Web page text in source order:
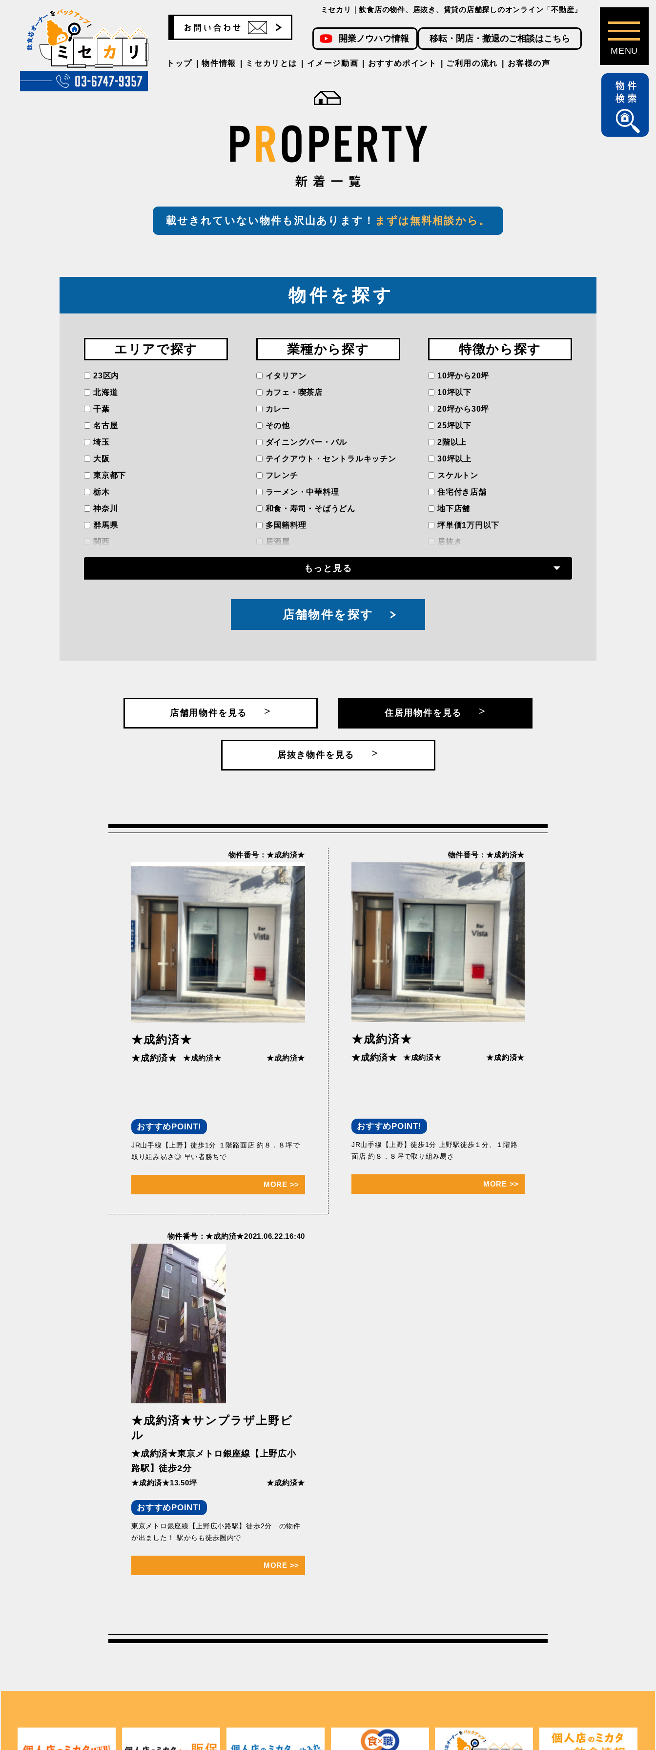
ミセカリ｜飲食店の物件、居抜き、賃貸の店舗探しのオンライン「不動産」
開業ノウハウ情報 移転・閉店・撤退のご相談はこちら
トップ 物件情報 ミセカリとは イメージ動画 おすすめポイント ご利用の流れ お客様の声
載せきれていない物件も沢山あります！ まずは無料相談から。
物件を探す
エリアで探す
23区内
北海道
千葉
名古屋
埼玉
大阪
東京都下
栃木
神奈川
群馬県
関西
フリーワードから探す
業種から探す
イタリアン
カフェ・喫茶店
カレー
その他
ダイニングバー・バル
テイクアウト・セントラルキッチン
フレンチ
ラーメン・中華料理
和食・寿司・そばうどん
多国籍料理
居酒屋
洋食
焼き鳥・やきとん
立ち飲み
特徴から探す
10坪から20坪
10坪以下
20坪から30坪
25坪以下
2階以上
30坪以上
スケルトン
住宅付き店舗
地下店舗
坪単価1万円以下
居抜き
路面店
沿線を選択してください
JR山手線 JR川越線 JR常磐線
JR根岸線
JR総武・中央緩行線 JR総武本線 JR青梅線
東京メトロ南北線 東京メトロ日比谷線 東京メトロ有楽町線
東京メトロ東西線
東京メトロ銀座線
東急世田谷線 東急大井町線 東急東横線
東急池上線
東急目黒線 東武亀戸線
武蔵五日市
湘南新宿ライン（前橋
湘南新宿ライン（宇都
宮～逗子）
相鉄線 西武国分寺線
西武多摩川線
西武新宿線
西武有楽町線
西武池袋・豊島線
都営三田線
都営大江戸線 都営新宿線 都営浅草線 都電荒川線
もっと見る
店舗物件を探す
店舗用物件を見る 住居用物件を見る
居抜き物件を見る
物件番号：★成約済★
★成約済★
★成約済★ ★成約済★ ★成約済★
おすすめPOINT!
JR⼭⼿線【上野】徒歩1分 １階路⾯店 約８．８坪で
取り組み易さ◎ 早い者勝ちで
MORE >>
物件番号：★成約済★
★成約済★
★成約済★ ★成約済★ ★成約済★
おすすめPOINT!
JR⼭⼿線【上野】徒歩1分 上野駅徒歩１分、１階路
⾯店 約８．８坪で取り組み易さ
MORE >>
物件番号：★成約済★2021.06.22.16:40
★成約済★サンプラザ上野ビ
ル
★成約済★東京メトロ銀座線【上野広小
路駅】徒歩2分
★成約済★13.50坪 ★成約済★
おすすめPOINT!
東京メトロ銀座線【上野広小路駅】徒歩2分 の物件
が出ました！ 駅からも徒歩圏内で
MORE >>